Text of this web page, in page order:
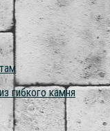
гибкого камня